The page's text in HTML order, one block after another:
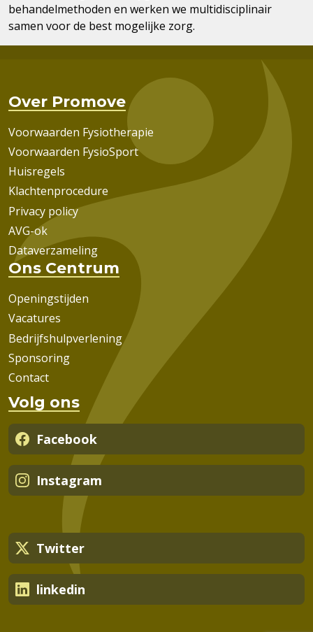
behandelmethoden en werken we multidisciplinair
samen voor de best mogelijke zorg.
Over Promove
Voorwaarden Fysiotherapie
Voorwaarden FysioSport
Huisregels
Klachtenprocedure
Privacy policy
AVG-ok
Dataverzameling
Ons Centrum
Openingstijden
Vacatures
Bedrijfshulpverlening
Sponsoring
Contact
Volg ons
Facebook
Instagram
Twitter
linkedin